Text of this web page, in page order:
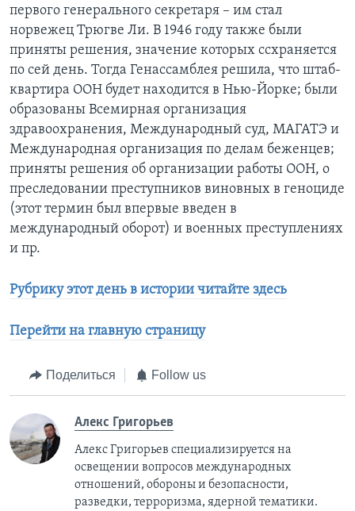
первого генерального секретаря – им стал
норвежец Трюгве Ли. В 1946 году также были
приняты решения, значение которых ссхраняется
по сей день. Тогда Генассамблея решила, что штаб-
квартира ООН будет находится в Нью-Йорке; были
образованы Всемирная организация
здравоохранения, Международный суд, МАГАТЭ и
Международная организация по делам беженцев;
приняты решения об организации работы ООН, о
преследовании преступников виновных в геноциде
(этот термин был впервые введен в
международный оборот) и военных преступлениях
и пр.
Рубрику этот день в истории читайте здесь
Перейти на главную страницу
Поделиться Follow us
Алекс Григорьев
Алекс Григорьев специализируется на
освещении вопросов международных
отношений, обороны и безопасности,
разведки, терроризма, ядерной тематики.